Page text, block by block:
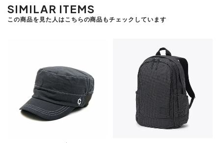
SIMILAR ITEMS
この商品を見た人はこちらの商品もチェックしています